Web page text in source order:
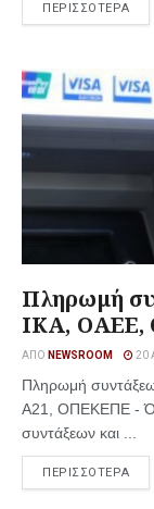
ΠΕΡΙΣΣΟΤΕΡΑ
Πληρωμή
ΙΚΑ,
ΑΠΌ NEWSROOM 20
Πληρωμή
Α21, ΟΠΕΚΕΠΕ -
συντάξεων και ...
ΠΕΡΙΣΣΟΤΕΡΑ